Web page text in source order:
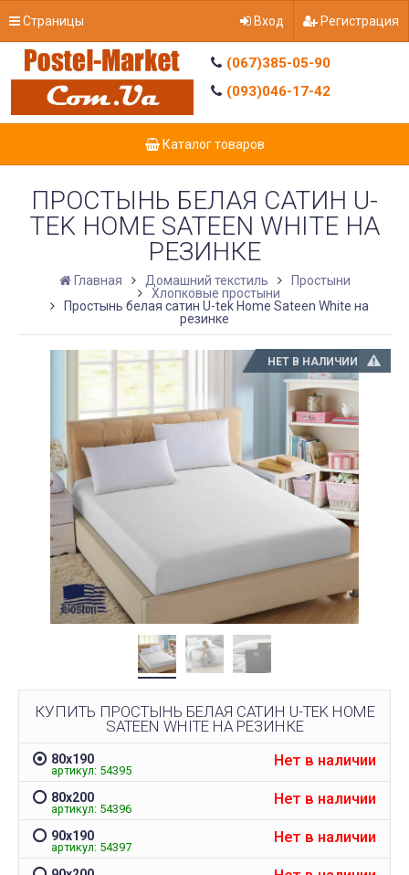
Страницы Вход Регистрация
(067)385-05-90
(093)046-17-42
Каталог товаров
Непромокаемый чехол на
матрас Grey защитный
Чехол на кресло с
спинкой Slavich
жаккард кофейный
ПРОСТЫНЬ БЕЛАЯ САТИН U-
TEK HOME SATEEN WHITE НА
РЕЗИНКЕ
Главная Домашний текстиль
Простыни
Хлопковые простыни
Простынь белая сатин U-tek Home Sateen White на
резинке
НЕТ В НАЛИЧИИ
КУПИТЬ ПРОСТЫНЬ БЕЛАЯ САТИН U-TEK HOME
SATEEN WHITE НА РЕЗИНКЕ
80х190
артикул: 54395
Нет в наличии
80х200
артикул: 54396
Нет в наличии
90х190
артикул: 54397
Нет в наличии